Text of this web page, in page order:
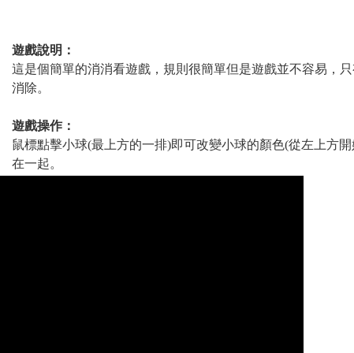
遊戲說明：
這是個簡單的消消看遊戲，規則很簡單但是遊戲並不容易，
消除。
遊戲操作：
鼠標點擊小球(最上方的一排)即可改變小球的顏色(從左上方
在一起。